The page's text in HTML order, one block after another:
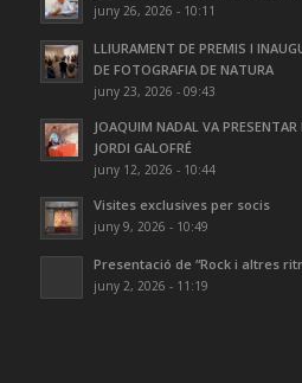
juny 26, 2026 - 10:11
LLIURAMENT DE PREMIS I
DE FOTOGRAFIA DE NATURA
juny 23, 2026 - 09:43
JOAQUIM NADAL VA
JORDI GALOFRÉ
juny 12, 2026 - 10:44
Visites exclusives per socis
juny 9, 2026 - 10:49
Presentació de “Rock i altres
juny 2, 2026 - 11:19